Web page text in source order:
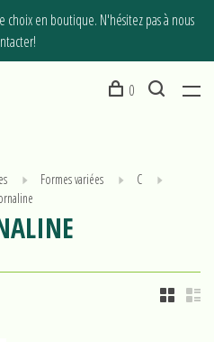
en boutique. N'hésitez pas à nous
0
Formes variées
C